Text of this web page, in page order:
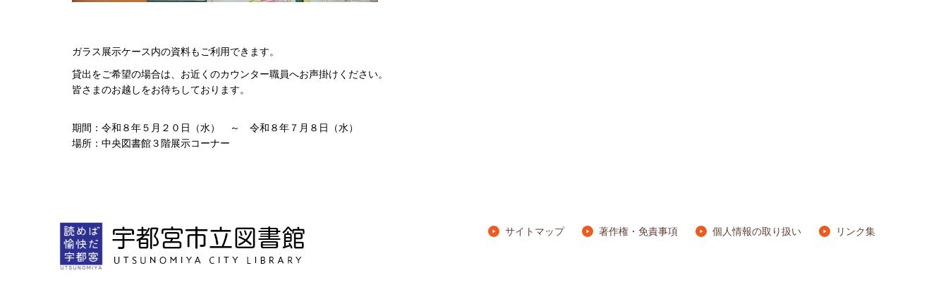
ガラス展示ケース内の資料もご利用できます。
貸出をご希望の場合は、お近くのカウンター職員へお声掛けください。
皆さまのお越しをお待ちしております。
期間：令和８年５月２０日（水） ～ 令和８年７月８日（水）
場所：中央図書館３階展示コーナー
サイトマップ 著作権・免責事項 個人情報の取り扱い リンク集